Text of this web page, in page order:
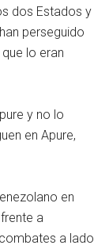
dos Estados y
perseguido
lo eran
y no lo
en Apure,
en
a
a lado